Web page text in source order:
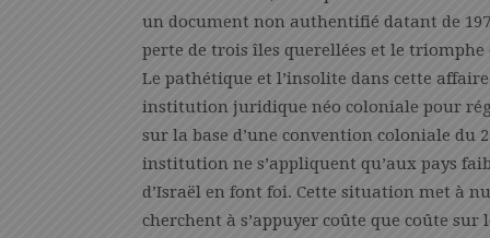
un document non authentifié datant de
perte de trois îles querellées et le
Le pathétique et l’insolite dans cette
institution juridique néo coloniale pour
sur la base d’une convention coloniale du
institution ne s’appliquent qu’aux pays
d’Israël en font foi. Cette situation met à
cherchent à s’appuyer coûte que coûte